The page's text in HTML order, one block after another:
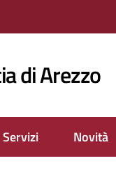
di Arezzo
Servizi Novità